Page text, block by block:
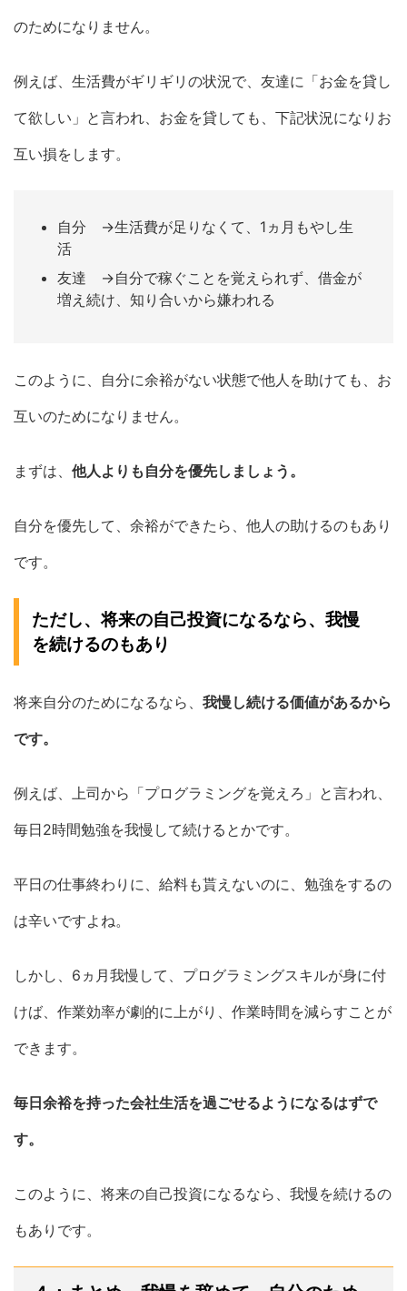
のためになりません。
例えば、生活費がギリギリの状況で、友達に「お金を貸し
て欲しい」と言われ、お金を貸しても、下記状況になりお
互い損をします。
自分 →生活費が足りなくて、1ヵ月もやし生
活
友達 →自分で稼ぐことを覚えられず、借金が
増え続け、知り合いから嫌われる
このように、自分に余裕がない状態で他人を助けても、お
互いのためになりません。
まずは、 他人よりも自分を優先しましょう。
自分を優先して、余裕ができたら、他人の助けるのもあり
です。
ただし、将来の自己投資になるなら、我慢
を続けるのもあり
将来自分のためになるなら、 我慢し続ける価値があるから
です。
例えば、上司から「プログラミングを覚えろ」と言われ、
毎日2時間勉強を我慢して続けるとかです。
平日の仕事終わりに、給料も貰えないのに、勉強をするの
は辛いですよね。
しかし、6ヵ月我慢して、プログラミングスキルが身に付
けば、作業効率が劇的に上がり、作業時間を減らすことが
できます。
毎日余裕を持った会社生活を過ごせるようになるはずで
す。
このように、将来の自己投資になるなら、我慢を続けるの
もありです。